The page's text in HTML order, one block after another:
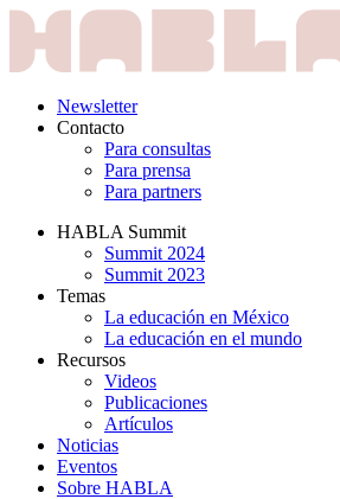
Newsletter
Contacto
Para consultas
Para prensa
Para partners
HABLA Summit
Summit 2024
Summit 2023
Temas
La educación en México
La educación en el mundo
Recursos
Videos
Publicaciones
Artículos
Noticias
Eventos
Sobre HABLA